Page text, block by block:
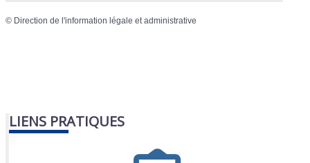
© Direction de l'information légale et administrative
LIENS PRATIQUES